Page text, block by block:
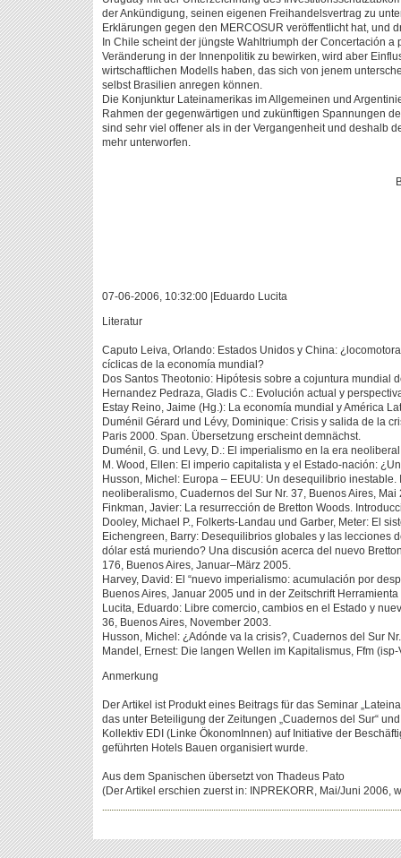
der Ankündigung, seinen eigenen Freihandelsvertrag zu
Erklärungen gegen den MERCOSUR veröffentlicht hat, und
In Chile scheint der jüngste Wahltriumph der Concertación
Veränderung in der Innenpolitik zu bewirken, wird aber
wirtschaftlichen Modells haben, das sich von jenem
selbst Brasilien anregen können.
Die Konjunktur Lateinamerikas im Allgemeinen und
Rahmen der gegenwärtigen und zukünftigen Spannungen
sind sehr viel offener als in der Vergangenheit und deshalb
mehr unterworfen.
07-06-2006, 10:32:00 |Eduardo Lucita
Literatur
Caputo Leiva, Orlando: Estados Unidos y China:
cíclicas de la economía mundial?
Dos Santos Theotonio: Hipótesis sobre a cojuntura mundial
Hernandez Pedraza, Gladis C.: Evolución actual y
Estay Reino, Jaime (Hg.): La economía mundial y América
Duménil Gérard und Lévy, Dominique: Crisis y salida de la
Paris 2000. Span. Übersetzung erscheint demnächst.
Duménil, G. und Levy, D.: El imperialismo en la era
M. Wood, Ellen: El imperio capitalista y el Estado-nación:
Husson, Michel: Europa – EEUU: Un desequilibrio
neoliberalismo, Cuadernos del Sur Nr. 37, Buenos Aires, Mai
Finkman, Javier: La resurrección de Bretton Woods.
Dooley, Michael P., Folkerts-Landau und Garber, Meter: El
Eichengreen, Barry: Desequilibrios globales y las lecciones
dólar está muriendo? Una discusión acerca del nuevo
176, Buenos Aires, Januar–März 2005.
Harvey, David: El “nuevo imperialismo: acumulación por
Buenos Aires, Januar 2005 und in der Zeitschrift
Lucita, Eduardo: Libre comercio, cambios en el Estado y
36, Buenos Aires, November 2003.
Husson, Michel: ¿Adónde va la crisis?, Cuadernos del Sur
Mandel, Ernest: Die langen Wellen im Kapitalismus, Ffm
Anmerkung
Der Artikel ist Produkt eines Beitrags für das Seminar
das unter Beteiligung der Zeitungen „Cuadernos del Sur“
Kollektiv EDI (Linke ÖkonomInnen) auf Initiative der
geführten Hotels Bauen organisiert wurde.
Aus dem Spanischen übersetzt von Thadeus Pato
(Der Artikel erschien zuerst in: INPREKORR, Mai/Juni 2006,